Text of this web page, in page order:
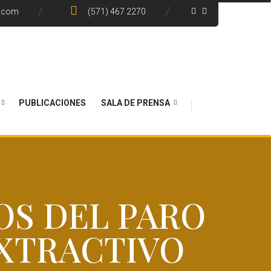
(571) 467 2270
PUBLICACIONES SALA DE PRENSA
DEL PARO